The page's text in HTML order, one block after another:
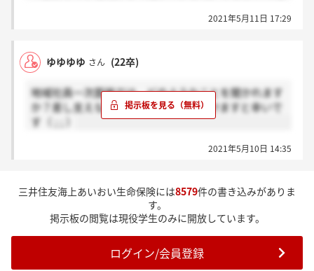
2021年5月11日 17:29
ゆゆゆゆ さん (22卒)
地域社員一次面接では、どのようなことを聞かれます
か？差し支えない範囲で教えていただけますと幸いで
す（ ; ; ）
2021年5月10日 14:35
三井住友海上あいおい生命保険には8579件の書き込みがありま
す。
掲示板の閲覧は現役学生のみに開放しています。
ログイン/会員登録